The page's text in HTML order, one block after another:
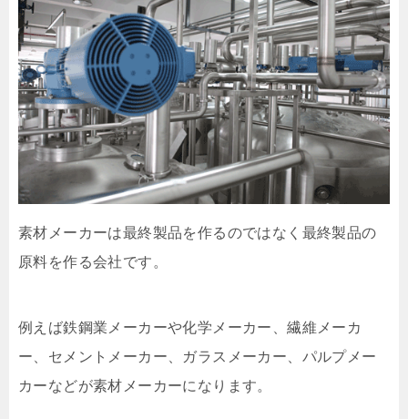
素材メーカーは最終製品を作るのではなく最終製品の
原料を作る会社です。
例えば鉄鋼業メーカーや化学メーカー、繊維メーカ
ー、セメントメーカー、ガラスメーカー、パルプメー
カーなどが素材メーカーになります。